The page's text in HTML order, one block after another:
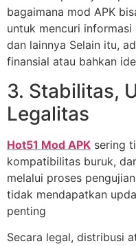
bagaimana mod APK
untuk mencuri
dan lainnya Selain itu,
finansial atau bahkan
3. Stabilitas,
Legalitas
Hot51 Mod APK sering
kompatibilitas buruk,
melalui proses
tidak mendapatkan
penting
Secara legal, distribusi